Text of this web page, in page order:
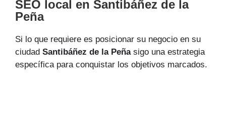
SEO local en Santibáñez de la
Peña
Si lo que requiere es posicionar su negocio en su
ciudad Santibáñez de la Peñasigo una estrategia
específica para conquistar los objetivos marcados.